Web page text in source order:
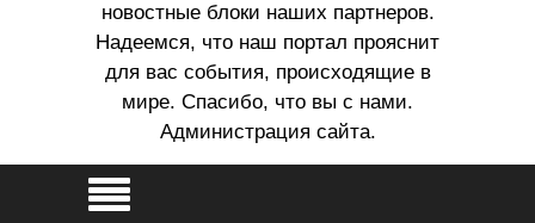
новостные блоки наших партнеров.
Надеемся, что наш портал прояснит
для вас события, происходящие в
мире. Спасибо, что вы с нами.
Администрация сайта.